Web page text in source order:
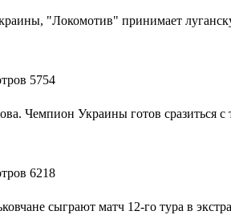
"Локомотив" принимает
5754
Чемпион Украины готов сразиться с
6218
сыграют матч 12-го тура в